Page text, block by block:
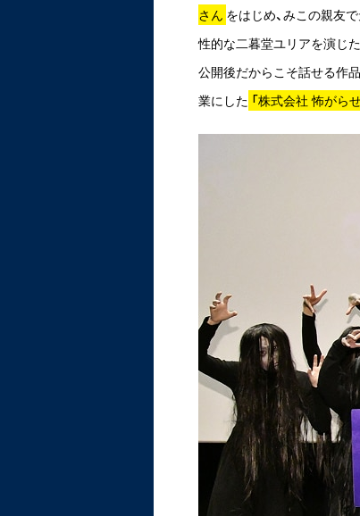
さん をはじめ、みこの親友
性的な二暮堂ユリアを演じた
公開後だからこそ話せる作
業にした 「株式会社 怖がらせ